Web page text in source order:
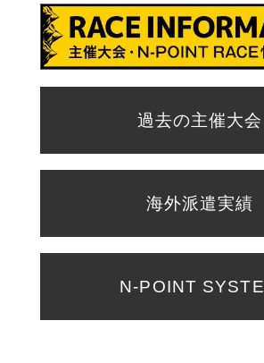
過去の主催大会
海外派遣実績
N-POINT